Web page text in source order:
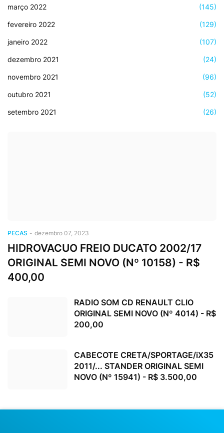
março 2022 (145)
fevereiro 2022 (129)
janeiro 2022 (107)
dezembro 2021 (24)
novembro 2021 (96)
outubro 2021 (52)
setembro 2021 (26)
PECAS - dezembro 07, 2023
HIDROVACUO FREIO DUCATO 2002/17
ORIGINAL SEMI NOVO (Nº 10158) - R$
400,00
RADIO SOM CD RENAULT CLIO
ORIGINAL SEMI NOVO (Nº 4014) - R$
200,00
CABECOTE CRETA/SPORTAGE/iX35
2011/... STANDER ORIGINAL SEMI
NOVO (Nº 15941) - R$ 3.500,00